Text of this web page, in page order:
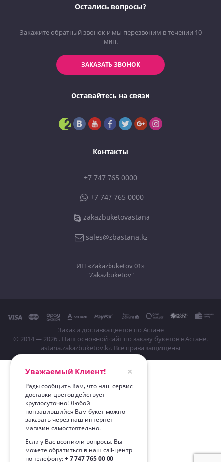
Остались вопросы?
Закажите обратный звонок и мы перезвоним в течении 10
мин.
ЗАКАЗАТЬ ЗВОНОК
Оставайтесь на связи
Контакты
+7 747 765 0000
+7 747 765 0000
zakazbuketovastana
sales@zbastana.kz
ИП «Zakazbuketov 01»
"Zakazbuketov"
Заказ и доставка цветов по Астане
© 2014 — 2026 . Наш основной сайт по заказу букетов в Астане.
astana.zakazbuketov.kz. Все права защищены
Уважаемый Клиент! ×
Рады сообщить Вам, что наш сервис
доставки цветов действует
круглосуточно! Любой
понравившийся Вам букет можно
заказать через наш интернет-
магазин самостоятельно.
Если у Вас возникли вопросы, Вы
можете обратиться в наш call-центр
по телефону:+ 7 747 765 00 00